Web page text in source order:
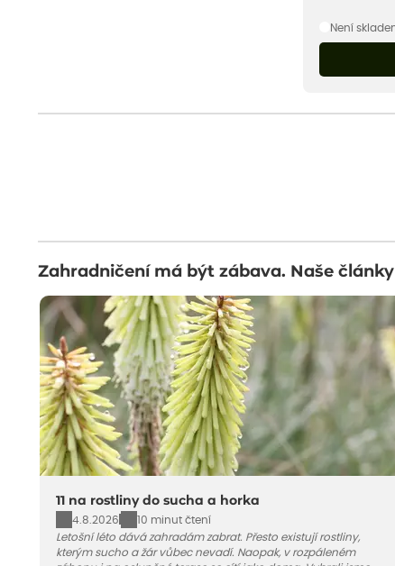
Není
Zahradničení má být zábava. Naše
11 na rostliny do sucha a horka
4.8.2026
10 minut čtení
Letošní léto dává zahradám zabrat. Přesto existují rostliny,
kterým sucho a žár vůbec nevadí. Naopak, v rozpáleném